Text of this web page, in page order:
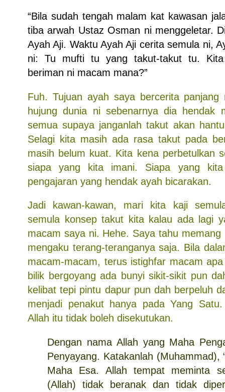
“Bila sudah tengah malam kat kawasan
tiba arwah Ustaz Osman ni menggeletar.
Ayah Aji. Waktu Ayah Aji cerita semula ni,
ni: Tu mufti tu yang takut-takut tu.
beriman ni macam mana?”
Fuh. Tujuan ayah saya bercerita panjang
hujung dunia ni sebenarnya dia hendak
semua supaya janganlah takut akan
Selagi kita masih ada rasa takut pada
masih belum kuat. Kita kena perbetulkan
siapa yang kita imani. Siapa yang
pengajaran yang hendak ayah bicarakan.
Jadi kawan-kawan, mari kita kaji
semula konsep takut kita kalau ada lagi
macam saya ni. Hehe. Saya tahu
mengaku terang-teranganya saja. Bila
macam-macam, terus istighfar macam
bilik bergoyang ada bunyi sikit-sikit pun
kelibat tepi pintu dapur pun dah berpeluh
menjadi penakut hanya pada Yang
Allah itu tidak boleh disekutukan.
Dengan nama Allah yang Maha
Penyayang. Katakanlah (Muhammad),
Maha Esa. Allah tempat meminta
(Allah) tidak beranak dan tidak